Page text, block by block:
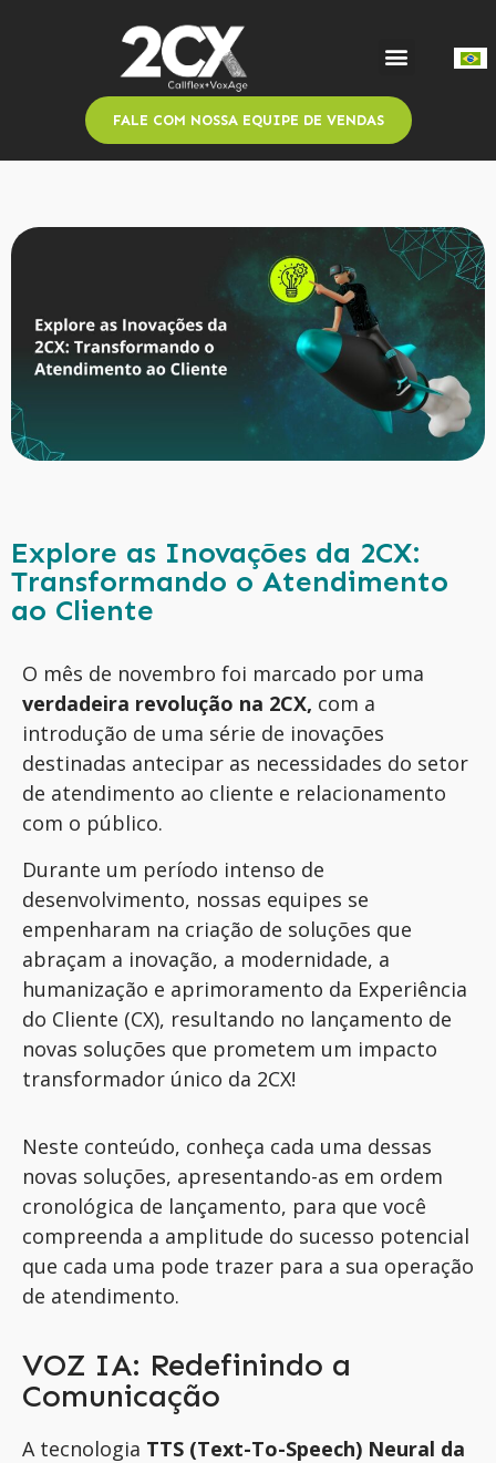
FALE COM NOSSA EQUIPE DE VENDAS
Explore as Inovações da 2CX:
Transformando o Atendimento
ao Cliente
O mês de novembro foi marcado por uma
verdadeira revolução na 2CX, com a
introdução de uma série de inovações
destinadas antecipar as necessidades do setor
de atendimento ao cliente e relacionamento
com o público.
Durante um período intenso de
desenvolvimento, nossas equipes se
empenharam na criação de soluções que
abraçam a inovação, a modernidade, a
humanização e aprimoramento da Experiência
do Cliente (CX), resultando no lançamento de
novas soluções que prometem um impacto
transformador único da 2CX!
Neste conteúdo, conheça cada uma dessas
novas soluções, apresentando-as em ordem
cronológica de lançamento, para que você
compreenda a amplitude do sucesso potencial
que cada uma pode trazer para a sua operação
de atendimento.
VOZ IA: Redefinindo a
Comunicação
A tecnologia TTS (Text-To-Speech) Neural da